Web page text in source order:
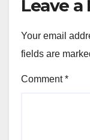
Leave a
Your email
fields are
Comment*